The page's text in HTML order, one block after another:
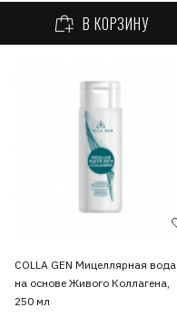
В КОРЗИНУ
COLLA GEN Мицеллярная вода
на основе Живого Коллагена,
250 мл